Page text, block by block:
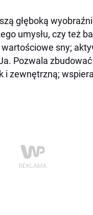
głęboką
umysłu, czy też
sny;
Pozwala
zewnętrzną;